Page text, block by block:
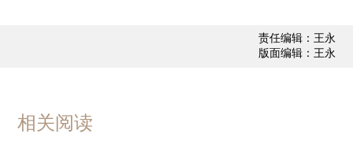
责任编辑：王永
版面编辑：王永
相关阅读